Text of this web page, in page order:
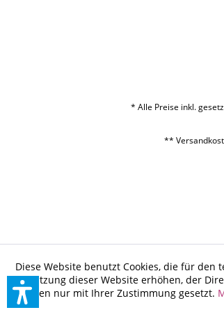
* Alle Preise inkl.
**
Diese Website benutzt Cookies, die für
Benutzung dieser Website erhöhen, der
werden nur mit Ihrer Zustimmung gesetzt.